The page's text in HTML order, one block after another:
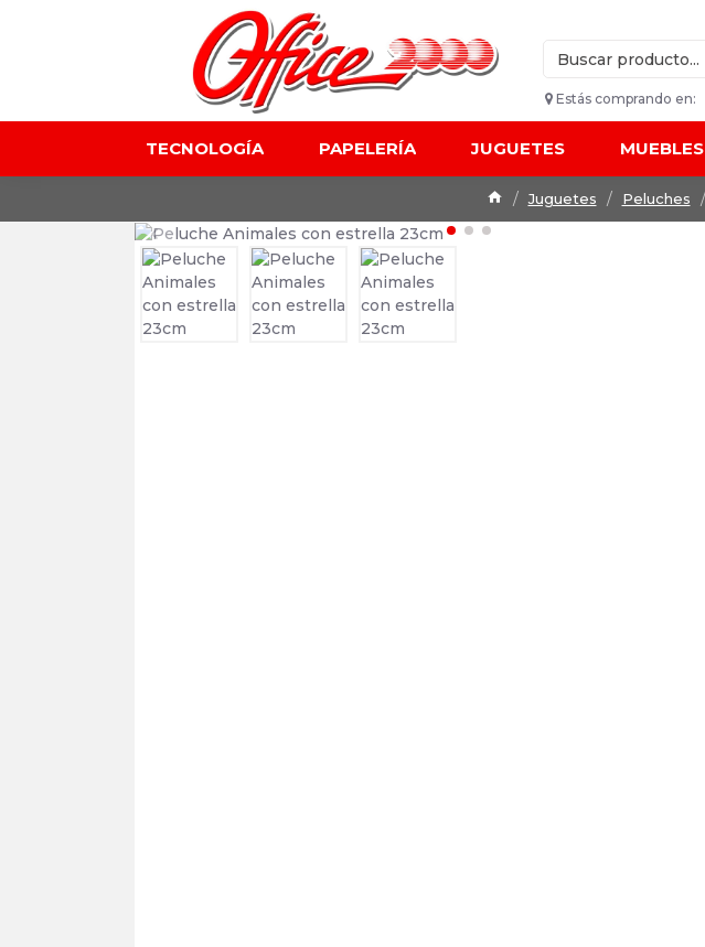
Estás comprando en:
TECNOLOGÍA PAPELERÍA JUGUETES MUEBLES
Juguetes Peluches